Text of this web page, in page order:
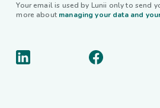
Your email is used by Lunii only to send
more about managing your data and